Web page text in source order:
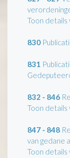
Toon details
830
831
832 - 846
Toon details
847 - 848
van gedane
Toon details